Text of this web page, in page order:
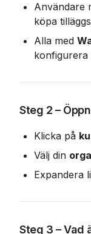
Användare
köpa
Alla med
konfigurera
Steg 2 –
Klicka på
Välj din
Expandera
Steg 3 – Vad